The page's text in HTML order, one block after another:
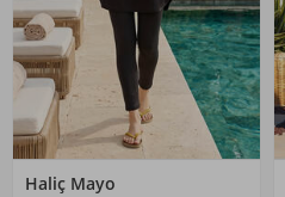
Haliç Mayo